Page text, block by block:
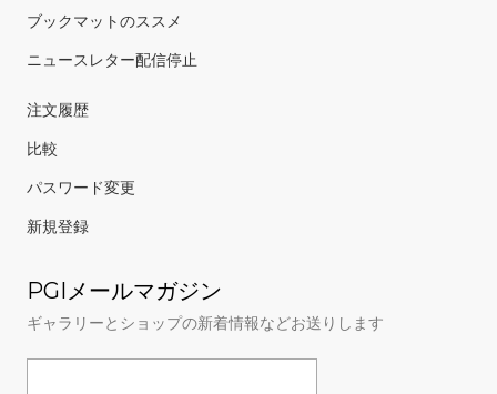
ブックマットのススメ
ニュースレター配信停止
注文履歴
比較
パスワード変更
新規登録
PGIメールマガジン
ギャラリーとショップの新着情報などお送りします